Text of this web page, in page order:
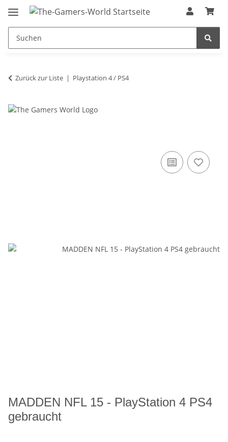
Zurück zur Liste Playstation 4 / PS4
MADDEN NFL 15 - PlayStation 4 PS4
gebraucht